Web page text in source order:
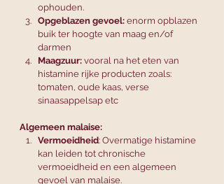
ophouden.
Opgeblazen gevoel: enorm opblazen
buik ter hoogte van maag en/of
darmen
Maagzuur: vooral na het eten van
histamine rijke producten zoals:
tomaten, oude kaas, verse
sinaasappelsap etc
Algemeen malaise:
Vermoeidheid: Overmatige histamine
kan leiden tot chronische
vermoeidheid en een algemeen
gevoel van malaise.